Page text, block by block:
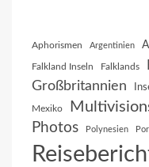
Aphorismen Argentinien
Falkland Inseln Falklands
Großbritannien
Mexiko
Photos Polynesien